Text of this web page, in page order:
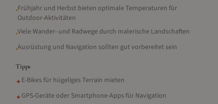
•Frühjahr und Herbst bieten optimale Temperaturen für
Outdoor-Aktivitäten
•Viele Wander- und Radwege durch malerische Landschaften
•Ausrüstung und Navigation sollten gut vorbereitet sein
Tipps
✦E-Bikes für hügeliges Terrain mieten
✦GPS-Geräte oder Smartphone-Apps für Navigation